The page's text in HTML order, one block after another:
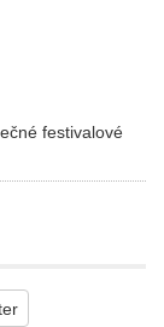
festivalové